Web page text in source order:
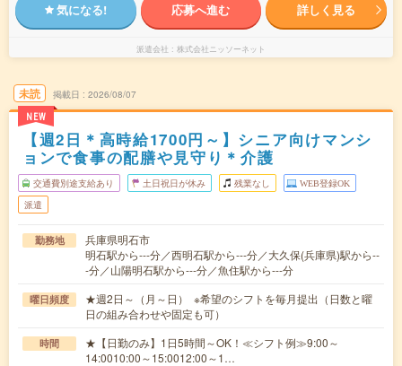
気になる! 応募へ進む 詳しく見る
派遣会社 株式会社ニッソーネット
未読
NEW
掲載日 2026/08/07
【週2日＊高時給1700円～】シニア向けマンシ
ョンで食事の配膳や見守り＊介護
交通費別途支給あり 土日祝日が休み 残業なし WEB登録OK
派遣
勤務地
兵庫県明石市
明石駅から---分／西明石駅から---分／大久保(兵庫県)駅から--
-分／山陽明石駅から---分／魚住駅から---分
曜日頻度
★週2日～（月～日） ※希望のシフトを毎月提出（日数と曜
日の組み合わせや固定も可）
時間
★【日勤のみ】1日5時間～OK！≪シフト例≫9:00～
14:0010:00～15:0012:00～1…